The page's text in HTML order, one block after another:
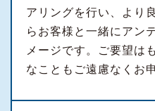
アリングを行い、より
らお客様と一緒にアン
メージです。ご要望は
なこともご遠慮なくお